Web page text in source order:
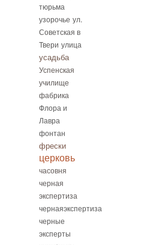
тюрьма
узорочье ул.
Советская в
Твери улица
усадьба
Успенская
училище
фабрика
Флора и
Лавра
фонтан
фрески
церковь
часовня
черная
экспертиза
чернаяэкспертиза
черные
эксперты